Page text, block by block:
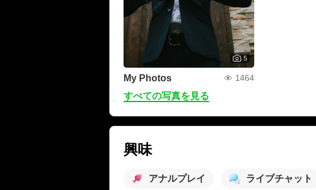
5
My Photos 1464
すべての写真を見る
興味
アナルプレイ ライブチャット